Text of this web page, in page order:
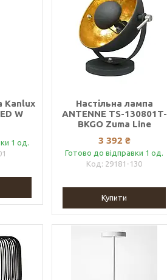
Kanlux
W
1 од.
Настільна лампа
ANTENNE TS-130801T-
BKGO Zuma Line
3 392 ₴
Готово до відправки 1 од.
29181-130
Купити